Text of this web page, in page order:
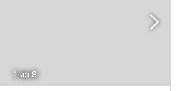
1 из 8